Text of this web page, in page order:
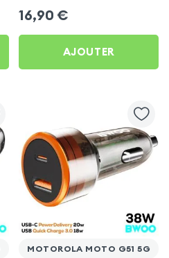
16,90 €
AJOUTER
MOTOROLA MOTO G51 5G